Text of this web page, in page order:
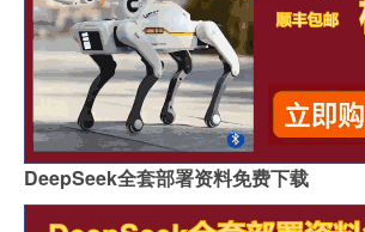
DeepSeek全套部署资料免费下载